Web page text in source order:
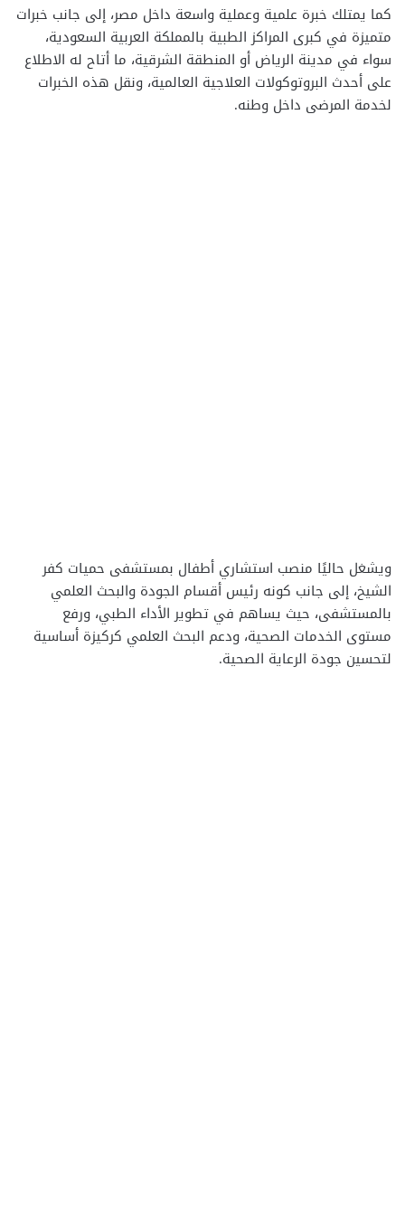
كما يمتلك خبرة علمية وعملية واسعة داخل مصر، إلى جانب خبرات
متميزة في كبرى المراكز الطبية بالمملكة العربية السعودية،
سواء في مدينة الرياض أو المنطقة الشرقية، ما أتاح له الاطلاع
على أحدث البروتوكولات العلاجية العالمية، ونقل هذه الخبرات
لخدمة المرضى داخل وطنه.
ويشغل حاليًا منصب استشاري أطفال بمستشفى حميات كفر
الشيخ، إلى جانب كونه رئيس أقسام الجودة والبحث العلمي
بالمستشفى، حيث يساهم في تطوير الأداء الطبي، ورفع
مستوى الخدمات الصحية، ودعم البحث العلمي كركيزة أساسية
لتحسين جودة الرعاية الصحية.